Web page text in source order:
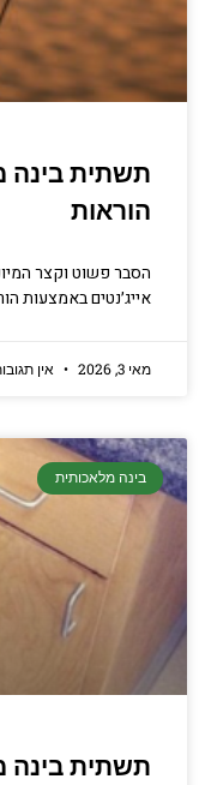
תשתית בינה
הוראות
הסבר פשוט וקצר
אייג׳נטים באמצעות
מאי 3, 2026 אין
בינה מלאכותית